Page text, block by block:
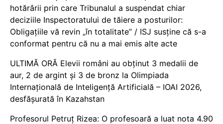
hotărârii prin care Tribunalul a suspendat chiar
deciziile Inspectoratului de tăiere a posturilor:
Obligațiile vă revin „în totalitate” / ISJ susține că s-a
conformat pentru că nu a mai emis alte acte
ULTIMĂ ORĂ Elevii români au obținut 3 medalii de
aur, 2 de argint și 3 de bronz la Olimpiada
Internațională de Inteligență Artificială – IOAI 2026,
desfășurată în Kazahstan
Profesorul Petruț Rizea: O profesoară a luat nota 4.90